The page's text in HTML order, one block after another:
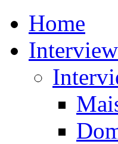
Home